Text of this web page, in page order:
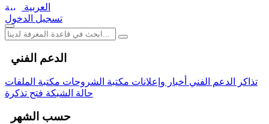
العربية
تسجيل الدخول
الدعم الفني
تذاكر الدعم الفني أخبار وإعلانات مكتبة الشروحات مكتبة الملفات
حالة الشبكة فتح تذكرة
حسب الشهر